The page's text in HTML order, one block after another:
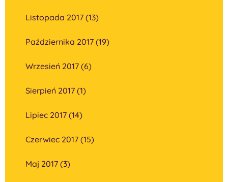
Listopada 2017 (13)
Października 2017 (19)
Wrzesień 2017 (6)
Sierpień 2017 (1)
Lipiec 2017 (14)
Czerwiec 2017 (15)
Maj 2017 (3)